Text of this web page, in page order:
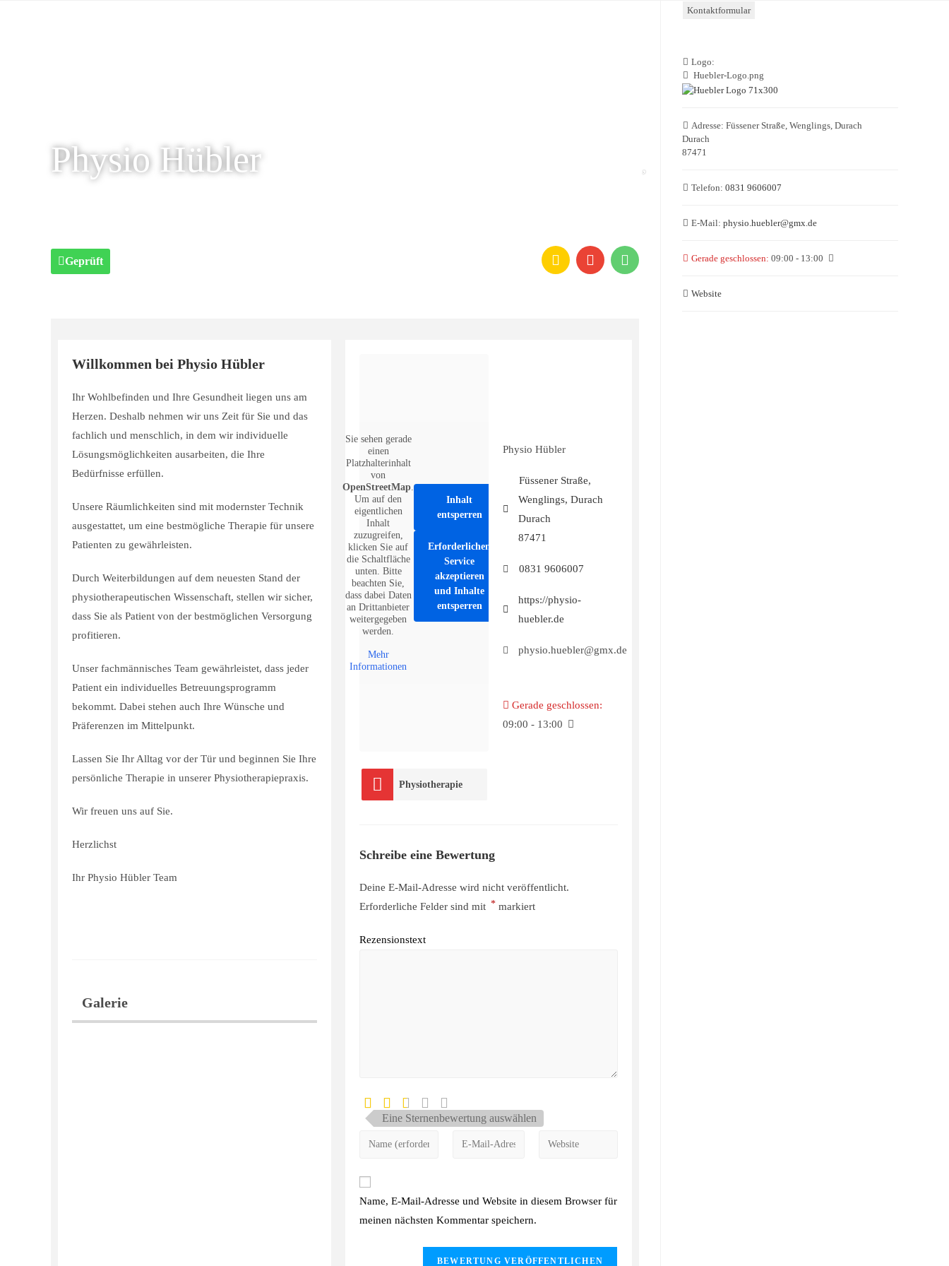
Physio Hübler
Geprüft
Willkommen bei Physio Hübler
Ihr Wohlbefinden und Ihre Gesundheit liegen uns am
Herzen. Deshalb nehmen wir uns Zeit für Sie und das
fachlich und menschlich, in dem wir individuelle
Lösungsmöglichkeiten ausarbeiten, die Ihre
Bedürfnisse erfüllen.
Unsere Räumlichkeiten sind mit modernster Technik
ausgestattet, um eine bestmögliche Therapie für unsere
Patienten zu gewährleisten.
Durch Weiterbildungen auf dem neuesten Stand der
physiotherapeutischen Wissenschaft, stellen wir sicher,
dass Sie als Patient von der bestmöglichen Versorgung
profitieren.
Unser fachmännisches Team gewährleistet, dass jeder
Patient ein individuelles Betreuungsprogramm
bekommt. Dabei stehen auch Ihre Wünsche und
Präferenzen im Mittelpunkt.
Lassen Sie Ihr Alltag vor der Tür und beginnen Sie Ihre
persönliche Therapie in unserer Physiotherapiepraxis.
Wir freuen uns auf Sie.
Herzlichst
Ihr Physio Hübler Team
Galerie
Sie sehen gerade
einen
Platzhalterinhalt
von
OpenStreetMap.
Um auf den
eigentlichen
Inhalt
zuzugreifen,
klicken Sie auf
die Schaltfläche
unten. Bitte
beachten Sie,
dass dabei Daten
an Drittanbieter
weitergegeben
werden.
Mehr
Informationen
Inhalt
entsperren
Erforderlichen
Service
akzeptieren
und Inhalte
entsperren
Physio Hübler
Füssener Straße,
Wenglings, Durach
Durach
87471
0831 9606007
https://physio-
huebler.de
physio.huebler@gmx.de
Gerade geschlossen:
09:00 - 13:00
Physiotherapie
Schreibe eine Bewertung
Deine E-Mail-Adresse wird nicht veröffentlicht.
Erforderliche Felder sind mit *markiert
Rezensionstext
Eine Sternenbewertung auswählen
Name, E-Mail-Adresse und Website in diesem Browser für
meinen nächsten Kommentar speichern.
Kontaktformular
Logo:
Huebler-Logo.png
Adresse: Füssener Straße, Wenglings, Durach
Durach
87471
Telefon: 0831 9606007
E-Mail: physio.huebler@gmx.de
Gerade geschlossen: 09:00 - 13:00
Website